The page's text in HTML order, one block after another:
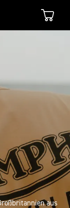
aus